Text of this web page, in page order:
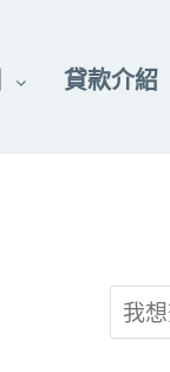
貸款介紹